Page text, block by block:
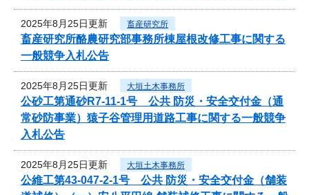
2025年8月25日更新 畜産研究所
畜産研究所酪農研究部事務所棟屋根改修工事に関する
一般競争入札公告
2025年8月25日更新 大垣土木事務所
公砂工第通砂R7-11-1号 公共 防災・安全交付金（通
常砂防事業）猿子谷管理用道路工事に関する一般競争
入札公告
2025年8月25日更新 大垣土木事務所
公維工第43-047-2-1号 公共 防災・安全交付金（舗装